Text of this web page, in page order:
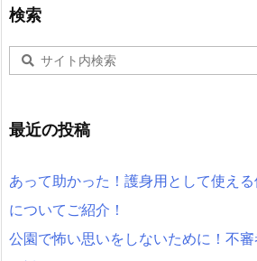
検索
最近の投稿
あって助かった！護身用として使え
についてご紹介！
公園で怖い思いをしないために！不